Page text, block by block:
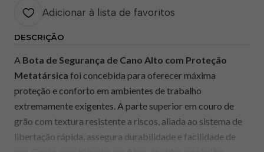
Adicionar à lista de favoritos
DESCRIÇÃO
A Bota de Segurança de Cano Alto com Proteção
Metatársica foi concebida para oferecer máxima
proteção e conforto em ambientes de trabalho
extremamente exigentes. A parte superior em couro de
grão com textura resistente a riscos, aliada ao sistema de
libertação rápida, assegura durabilidade e facilidade de